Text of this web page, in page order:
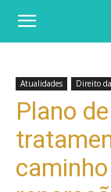
Atualidades Direito
Plano